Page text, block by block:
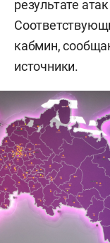
результате
кабмин,
источники.